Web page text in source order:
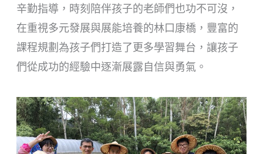
辛勤指導，時刻陪伴孩子的老師們也功不可沒，
在重視多元發展與展能培養的林口康橋，豐富的
課程規劃為孩子們打造了更多學習舞台，讓孩子
們從成功的經驗中逐漸展露自信與勇氣。